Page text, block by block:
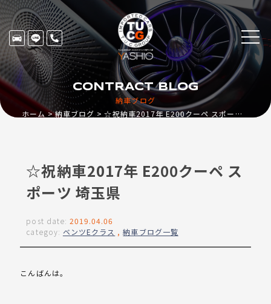
納車ブログ
CONTRACT BLOG
ホーム 納車ブログ ☆祝納車2017年 E200クーペ スポーツ 埼玉県
☆祝納車2017年 E200クーペ ス
ポーツ 埼玉県
post date: 2019.04.06
categoy: ベンツEクラス ,納車ブログ一覧
こんばんは。